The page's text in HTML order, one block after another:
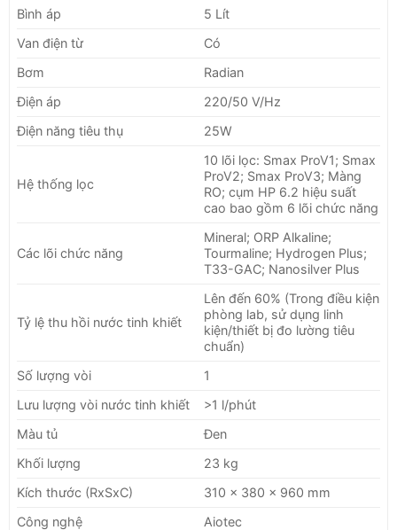
Bình áp
5 Lít
Van điện từ
Có
Bơm
Radian
Điện áp
220/50 V/Hz
Điện năng tiêu thụ
25W
Hệ thống lọc
10 lõi lọc: Smax ProV1; Smax
ProV2; Smax ProV3; Màng
RO; cụm HP 6.2 hiệu suất
cao bao gồm 6 lõi chức năng
Các lõi chức năng
Mineral; ORP Alkaline;
Tourmaline; Hydrogen Plus;
T33-GAC; Nanosilver Plus
Tỷ lệ thu hồi nước tinh khiết
Lên đến 60% (Trong điều kiện
phòng lab, sử dụng linh
kiện/thiết bị đo lường tiêu
chuẩn)
Số lượng vòi
1
Lưu lượng vòi nước tinh khiết
>1 l/phút
Màu tủ
Đen
Khối lượng
23 kg
Kích thước (RxSxC)
310 x 380 x 960 mm
Công nghệ
Aiotec